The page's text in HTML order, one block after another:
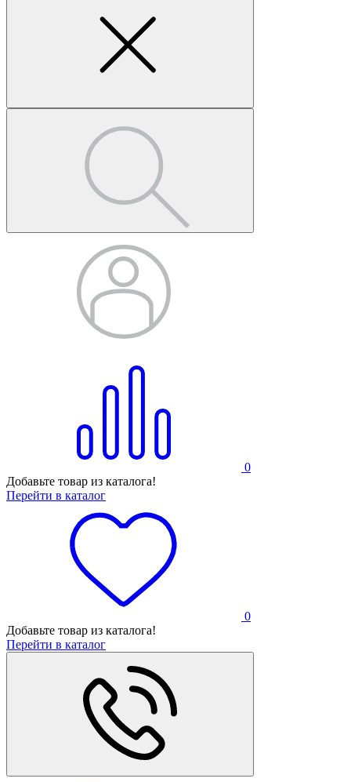
0
Добавьте товар из каталога!
Перейти в каталог
0
Добавьте товар из каталога!
Перейти в каталог